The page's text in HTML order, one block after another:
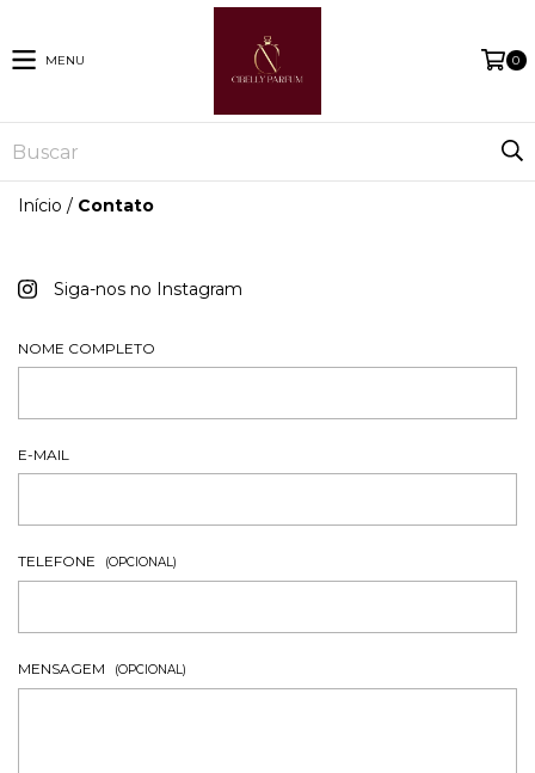
MENU 0
Início / Contato
Siga-nos no Instagram
NOME COMPLETO
E-MAIL
TELEFONE (OPCIONAL)
MENSAGEM (OPCIONAL)